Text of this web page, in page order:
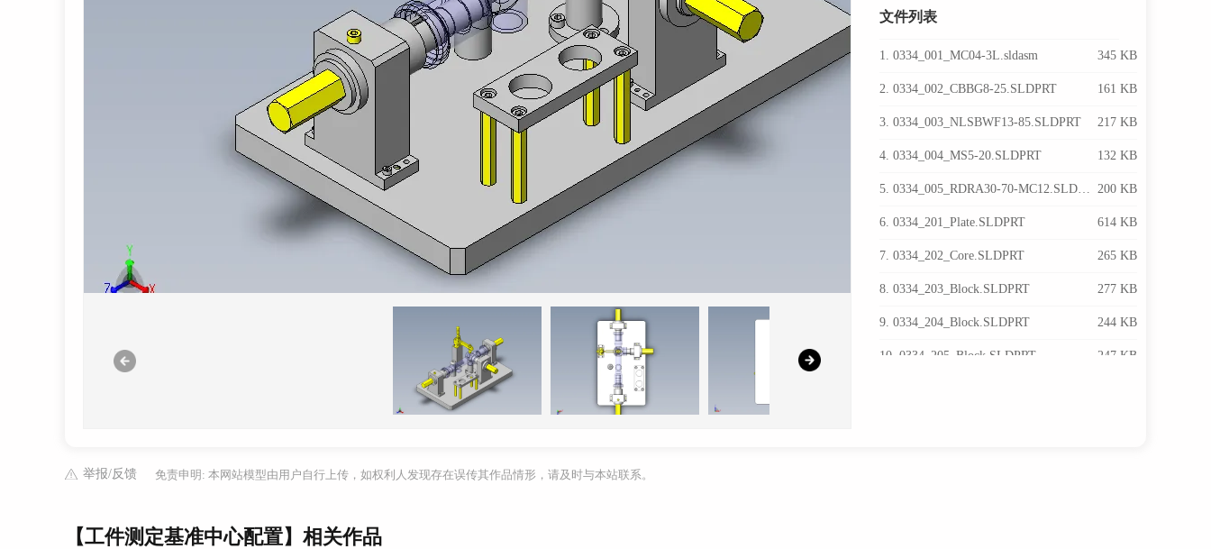
文件列表
1. 0334_001_MC04-3L.sldasm 345 KB
2. 0334_002_CBBG8-25.SLDPRT 161 KB
3. 0334_003_NLSBWF13-85.SLDPRT 217 KB
4. 0334_004_MS5-20.SLDPRT 132 KB
5. 0334_005_RDRA30-70-MC12.SLDPRT 200 KB
6. 0334_201_Plate.SLDPRT 614 KB
7. 0334_202_Core.SLDPRT 265 KB
8. 0334_203_Block.SLDPRT 277 KB
9. 0334_204_Block.SLDPRT 244 KB
10. 0334_205_Block.SLDPRT 247 KB
举报/反馈 免责申明: 本网站模型由用户自行上传，如权利人发现存在误传其作品情形，请及时与本站联系。
【工件测定基准中心配置】相关作品